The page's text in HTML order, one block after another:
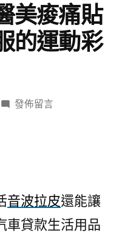
美痠痛貼
的運動彩
在
計
醫
發佈留言
音波拉皮還能讓
車貸款生活用品